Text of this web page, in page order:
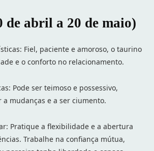
de abril a 20 de maio)
Fiel, paciente e amoroso, o taurino
e o conforto no relacionamento.
Pode ser teimoso e possessivo,
mudanças e a ser ciumento.
Pratique a flexibilidade e a abertura
Trabalhe na confiança mútua,